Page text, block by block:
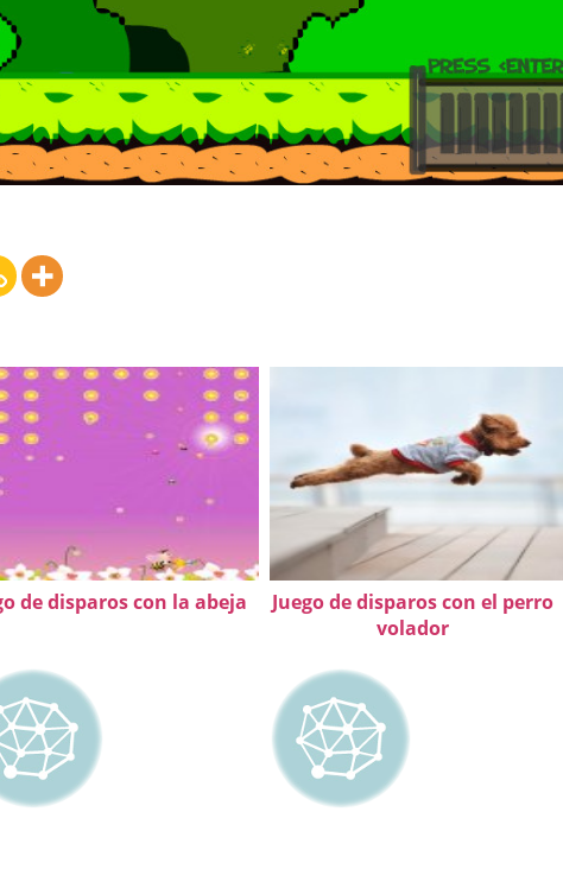
de disparos con la abeja
Juego de disparos con el perro
volador